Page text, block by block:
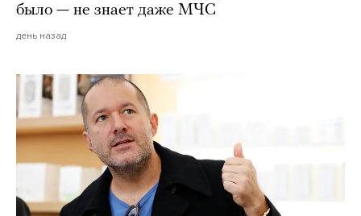
было — не знает даже МЧС
день назад